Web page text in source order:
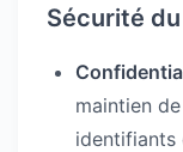
Sécurité
maintien
identifiants